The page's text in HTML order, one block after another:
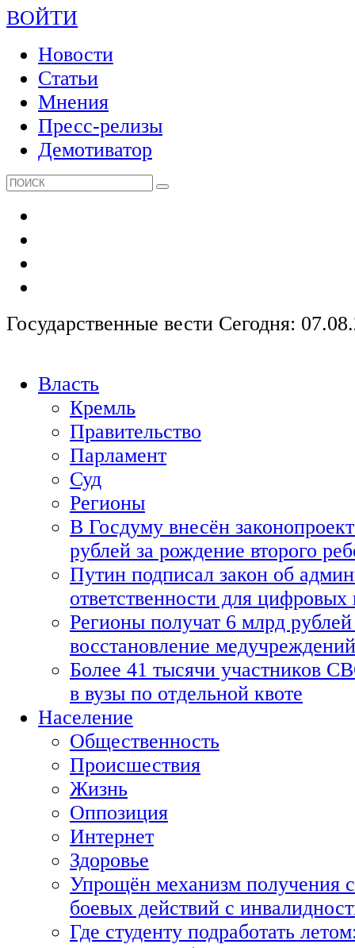
ВОЙТИ
Новости
Статьи
Мнения
Пресс-релизы
Демотиватор
Государственные вести Сегодня:
Власть
Кремль
Правительство
Парламент
Суд
Регионы
В Госдуму внесён
рублей за рождение второго
Путин подписал закон об
ответственности для
Регионы получат 6 млрд рублей
восстановление медучреждений
Более 41 тысячи участников
в вузы по отдельной квоте
Население
Общественность
Происшествия
Жизнь
Оппозиция
Интернет
Здоровье
Упрощён механизм получения
боевых действий с
Где студенту подработать